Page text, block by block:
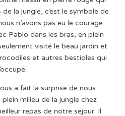
de la jungle, c’est le symbole de
n’avons pas eu le courage
Pablo dans les bras, en plein
visité le beau jardin et
et autres bestioles qui
a fait la surprise de nous
milieu de la jungle chez
repas de notre séjour. Il